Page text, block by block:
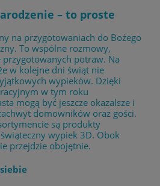
– to proste
na przygotowaniach do Bożego
To wspólne rozmowy,
potraw. Na
w kolejne dni świąt nie
wypieków. Dzięki
w tym roku
mogą być jeszcze okazalsze i
domowników oraz gości.
są produkty
wypiek 3D. Obok
przejdzie obojętnie.